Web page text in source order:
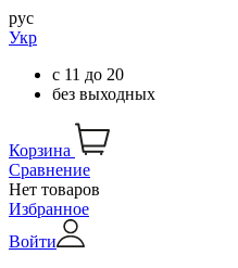
рус
Укр
с 11 до 20
без выходных
Корзина
Сравнение
Нет товаров
Избранное
Войти